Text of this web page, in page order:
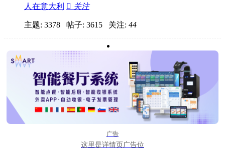
人在意大利  关注
主题: 3378 帖子: 3615 关注: 44
广告
这里是详情页广告位